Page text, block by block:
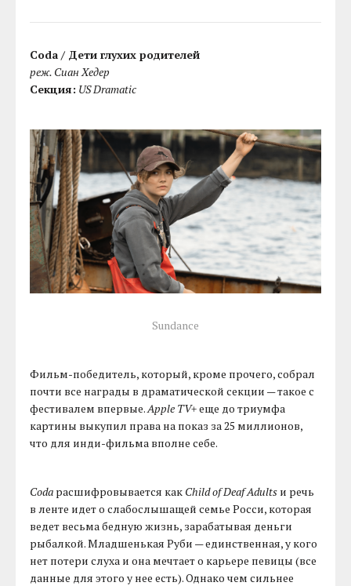
Coda / Дети глухих родителей
реж. Сиан Хедер
Секция: US Dramatic
Sundance
Фильм-победитель, который, кроме прочего, собрал
почти все награды в драматической секции — такое с
фестивалем впервые.Apple TV+еще до триумфа
картины выкупил права на показ за 25 миллионов,
что для инди-фильма вполне себе.
Coda расшифровывается как Child of Deaf Adults и речь
в ленте идет о слабослышащей семье Росси, которая
ведет весьма бедную жизнь, зарабатывая деньги
рыбалкой. Младшенькая Руби — единственная, у кого
нет потери слуха и она мечтает о карьере певицы (все
данные для этого у нее есть). Однако чем сильнее